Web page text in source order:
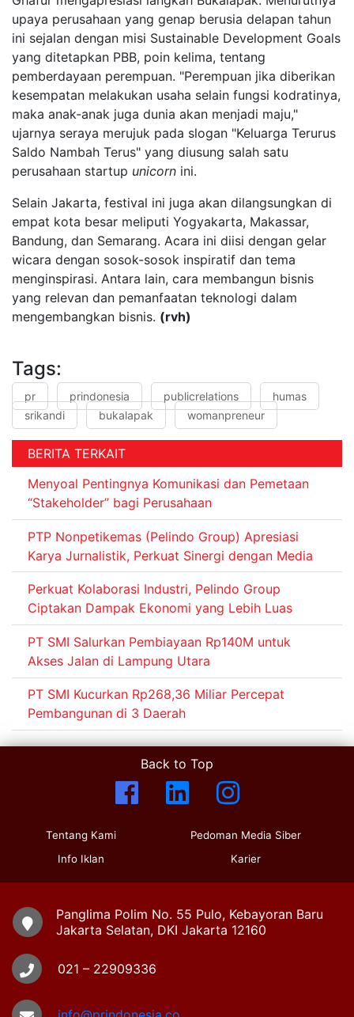
upaya perusahaan yang genap berusia delapan tahun
ini sejalan dengan misi Sustainable Development Goals
yang ditetapkan PBB, poin kelima, tentang
pemberdayaan perempuan. "Perempuan jika diberikan
kesempatan melakukan usaha selain fungsi kodratinya,
maka anak-anak juga dunia akan menjadi maju,"
ujarnya seraya merujuk pada slogan "Keluarga Terurus
Saldo Nambah Terus" yang diusung salah satu
perusahaan startup unicorn ini.
Selain Jakarta, festival ini juga akan dilangsungkan di
empat kota besar meliputi Yogyakarta, Makassar,
Bandung, dan Semarang. Acara ini diisi dengan gelar
wicara dengan sosok-sosok inspiratif dan tema
menginspirasi. Antara lain, cara membangun bisnis
yang relevan dan pemanfaatan teknologi dalam
mengembangkan bisnis. (rvh)
Tags:
pr prindonesia publicrelations
humas
srikandi
bukalapak womanpreneur
BERITA TERKAIT
Menyoal Pentingnya Komunikasi dan Pemetaan
“Stakeholder” bagi Perusahaan
PTP Nonpetikemas (Pelindo Group) Apresiasi
Karya Jurnalistik, Perkuat Sinergi dengan Media
Perkuat Kolaborasi Industri, Pelindo Group
Ciptakan Dampak Ekonomi yang Lebih Luas
PT SMI Salurkan Pembiayaan Rp140M untuk
Akses Jalan di Lampung Utara
PT SMI Kucurkan Rp268,36 Miliar Percepat
Pembangunan di 3 Daerah
Back to Top
Tentang Kami
Info Iklan
Pedoman Media Siber
Karier
Panglima Polim No. 55 Pulo, Kebayoran Baru
Jakarta Selatan, DKI Jakarta 12160
021 – 22909336